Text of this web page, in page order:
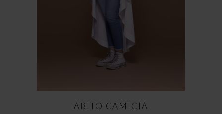
ABITO CAMICIA